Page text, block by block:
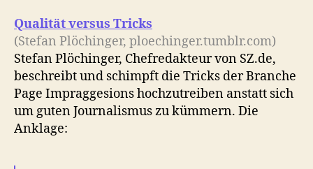
Qualität versus Tricks
(Stefan Plöchinger, ploechinger.tumblr.com)
Stefan Plöchinger, Chefredakteur von SZ.de,
beschreibt und schimpft die Tricks der Branche
Page Impraggesions hochzutreiben anstatt sich
um guten Journalismus zu kümmern. Die
Anklage: